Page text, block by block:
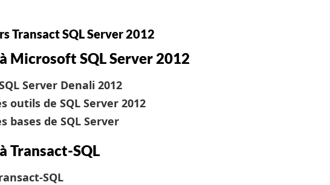
Transact SQL Server 2012
Microsoft SQL Server 2012
Server Denali 2012
outils de SQL Server 2012
bases de SQL Server
Transact-SQL
SQL